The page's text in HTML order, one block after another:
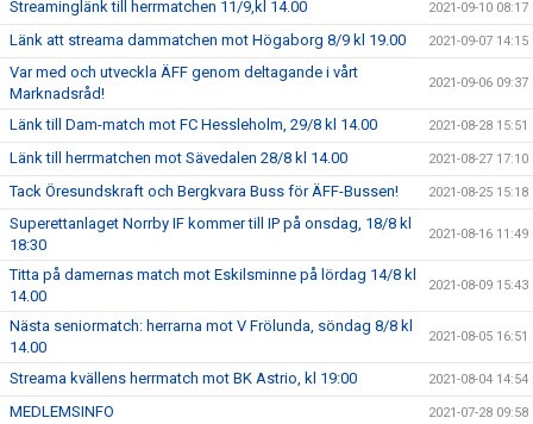
Streaminglänk till herrmatchen 11/9,kl 14.00 2021-09-10 08:17
Länk att streama dammatchen mot Högaborg 8/9 kl 19.00 2021-09-07 14:15
Var med och utveckla ÄFF genom deltagande i vårt
Marknadsråd!
2021-09-06 09:37
Länk till Dam-match mot FC Hessleholm, 29/8 kl 14.00 2021-08-28 15:51
Länk till herrmatchen mot Sävedalen 28/8 kl 14.00 2021-08-27 17:10
Tack Öresundskraft och Bergkvara Buss för ÄFF-Bussen! 2021-08-25 15:18
Superettanlaget Norrby IF kommer till IP på onsdag, 18/8 kl
18:30
2021-08-16 11:49
Titta på damernas match mot Eskilsminne på lördag 14/8 kl
14.00
2021-08-09 15:43
Nästa seniormatch: herrarna mot V Frölunda, söndag 8/8 kl
14.00
2021-08-05 16:51
Streama kvällens herrmatch mot BK Astrio, kl 19:00 2021-08-04 14:54
MEDLEMSINFO 2021-07-28 09:58